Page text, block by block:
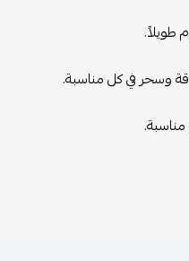
طويلاً.
وسحر في كل مناسبة.